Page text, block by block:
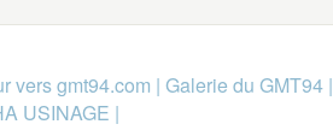
vers gmt94.com | Galerie du GMT94|
USINAGE |